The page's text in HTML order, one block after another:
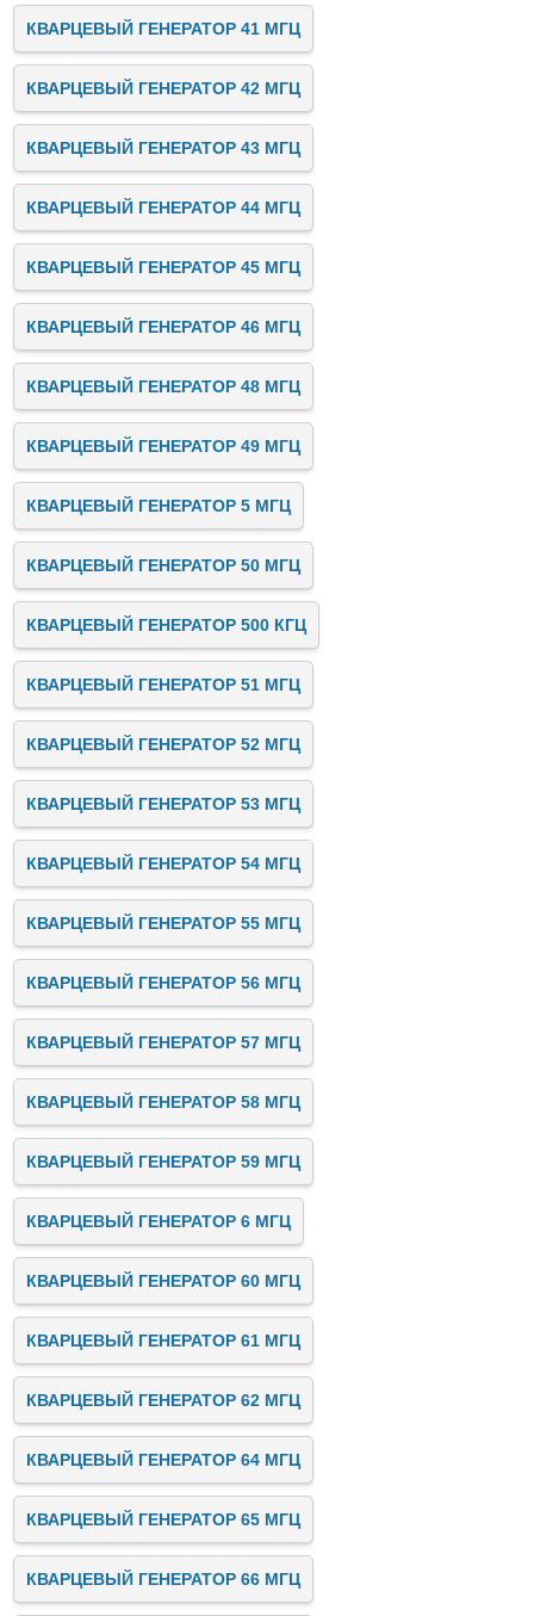
КВАРЦЕВЫЙ ГЕНЕРАТОР 41 МГЦ
КВАРЦЕВЫЙ ГЕНЕРАТОР 42 МГЦ
КВАРЦЕВЫЙ ГЕНЕРАТОР 43 МГЦ
КВАРЦЕВЫЙ ГЕНЕРАТОР 44 МГЦ
КВАРЦЕВЫЙ ГЕНЕРАТОР 45 МГЦ
КВАРЦЕВЫЙ ГЕНЕРАТОР 46 МГЦ
КВАРЦЕВЫЙ ГЕНЕРАТОР 48 МГЦ
КВАРЦЕВЫЙ ГЕНЕРАТОР 49 МГЦ
КВАРЦЕВЫЙ ГЕНЕРАТОР 5 МГЦ
КВАРЦЕВЫЙ ГЕНЕРАТОР 50 МГЦ
КВАРЦЕВЫЙ ГЕНЕРАТОР 500 КГЦ
КВАРЦЕВЫЙ ГЕНЕРАТОР 51 МГЦ
КВАРЦЕВЫЙ ГЕНЕРАТОР 52 МГЦ
КВАРЦЕВЫЙ ГЕНЕРАТОР 53 МГЦ
КВАРЦЕВЫЙ ГЕНЕРАТОР 54 МГЦ
КВАРЦЕВЫЙ ГЕНЕРАТОР 55 МГЦ
КВАРЦЕВЫЙ ГЕНЕРАТОР 56 МГЦ
КВАРЦЕВЫЙ ГЕНЕРАТОР 57 МГЦ
КВАРЦЕВЫЙ ГЕНЕРАТОР 58 МГЦ
КВАРЦЕВЫЙ ГЕНЕРАТОР 59 МГЦ
КВАРЦЕВЫЙ ГЕНЕРАТОР 6 МГЦ
КВАРЦЕВЫЙ ГЕНЕРАТОР 60 МГЦ
КВАРЦЕВЫЙ ГЕНЕРАТОР 61 МГЦ
КВАРЦЕВЫЙ ГЕНЕРАТОР 62 МГЦ
КВАРЦЕВЫЙ ГЕНЕРАТОР 64 МГЦ
КВАРЦЕВЫЙ ГЕНЕРАТОР 65 МГЦ
КВАРЦЕВЫЙ ГЕНЕРАТОР 66 МГЦ